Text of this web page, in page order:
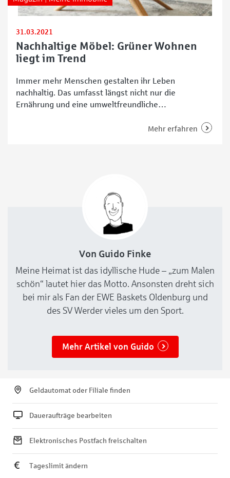
31.03.2021
Nachhaltige Möbel: Grüner Wohnen
liegt im Trend
Immer mehr Menschen gestalten ihr Leben
nachhaltig. Das umfasst längst nicht nur die
Ernährung und eine umweltfreundliche
Ökologie Einzug – zum Beispiel bei Möbeln. Doch
Mehr erfahren
Von Guido Finke
Meine Heimat ist das idyllische Hude – „zum Malen
schön“ lautet hier das Motto. Ansonsten dreht sich
bei mir als Fan der EWE Baskets Oldenburg und
des SV Werder vieles um den Sport.
Mehr Artikel von Guido
Geldautomat oder Filiale finden
Daueraufträge bearbeiten
Elektronisches Postfach freischalten
Tageslimit ändern